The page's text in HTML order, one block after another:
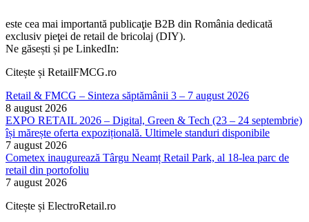
este cea mai importantă publicaţie B2B din România dedicată
exclusiv pieţei de retail de bricolaj (DIY).
Ne găsești și pe LinkedIn:
Citește și RetailFMCG.ro
Retail & FMCG – Sinteza săptămânii 3 – 7 august 2026
8 august 2026
EXPO RETAIL 2026 – Digital, Green & Tech (23 – 24 septembrie)
își mărește oferta expozițională. Ultimele standuri disponibile
7 august 2026
Cometex inaugurează Târgu Neamț Retail Park, al 18-lea parc de
retail din portofoliu
7 august 2026
Citește și ElectroRetail.ro